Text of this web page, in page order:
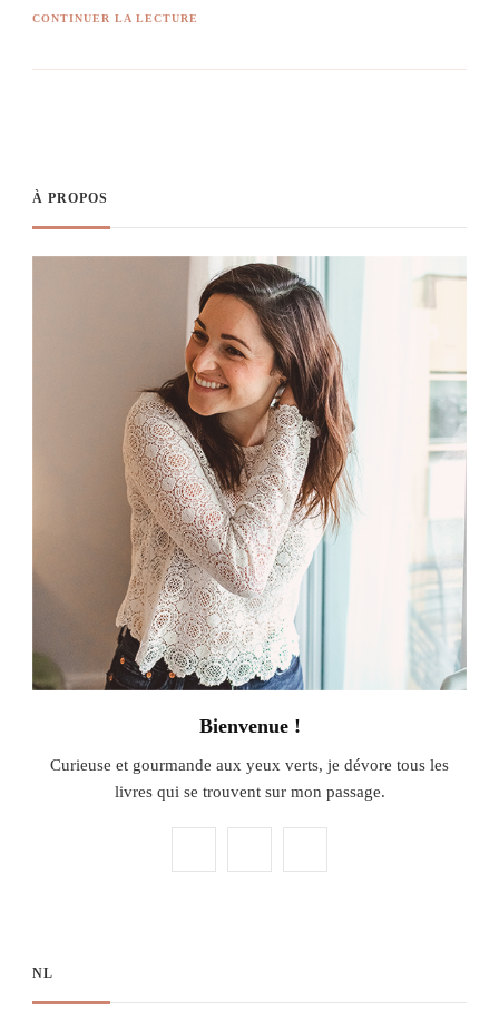
CONTINUER LA LECTURE
À PROPOS
Bienvenue !
Curieuse et gourmande aux yeux verts, je dévore tous les
livres qui se trouvent sur mon passage.
NL